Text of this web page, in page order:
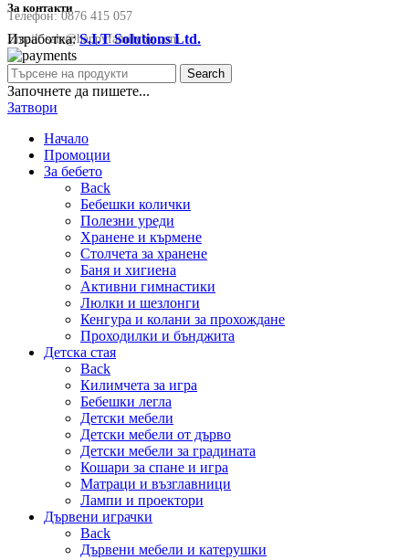
За контакти
Телефон:0876 415 057
Email:sale@happyfamilybg.com
Изработка:S.I.T Solutions Ltd.
Search
Започнете да пишете...
Затвори
Начало
Промоции
За бебето
Back
Бебешки колички
Полезни уреди
Хранене и кърмене
Столчета за хранене
Баня и хигиена
Активни гимнастики
Люлки и шезлонги
Кенгура и колани за прохождане
Проходилки и бънджита
Детска стая
Back
Килимчета за игра
Бебешки легла
Детски мебели
Детски мебели от дърво
Детски мебели за градината
Кошари за спане и игра
Матраци и възглавници
Лампи и проектори
Дървени играчки
Back
Дървени мебели и катерушки